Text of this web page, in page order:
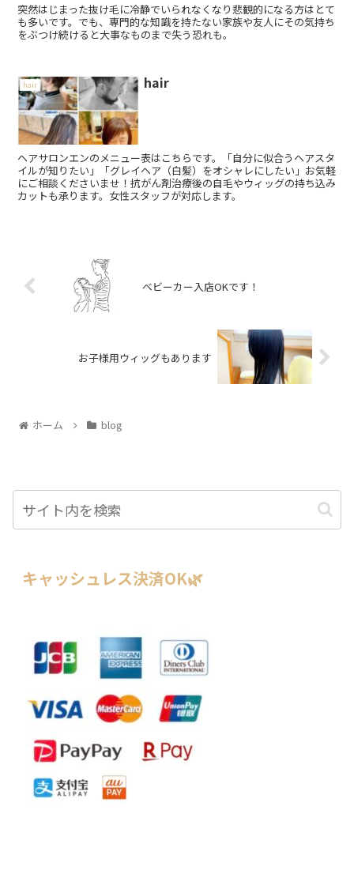
突然はじまった抜け毛に冷静でいられなくなり悲観的になる方はとて
も多いです。でも、専門的な知識を持たない家族や友人にその気持ち
をぶつけ続けると大事なものまで失う恐れも。
hair hair
ヘアサロンエンのメニュー表はこちらです。「自分に似合うヘアスタ
イルが知りたい」「グレイヘア（白髪）をオシャレにしたい」お気軽
にご相談くださいませ！抗がん剤治療後の自毛やウィッグの持ち込み
カットも承ります。女性スタッフが対応します。
ベビーカー入店OKです！
お子様用ウィッグもあります
ホーム blog
キャッシュレス決済OK🌿